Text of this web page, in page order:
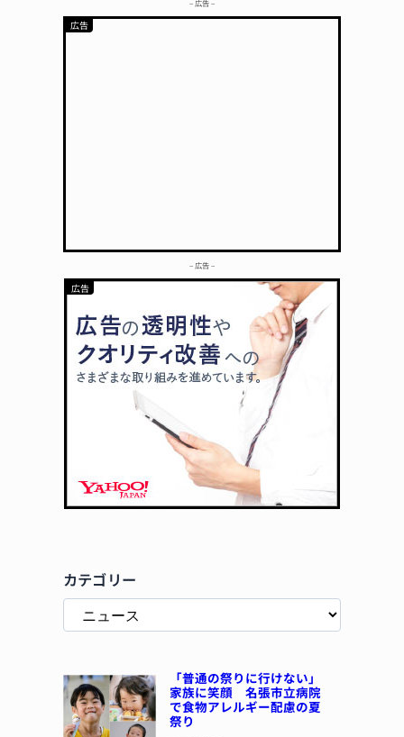
– 広告 –
– 広告 –
カテゴリー
「普通の祭りに行けない」
家族に笑顔 名張市立病院
で食物アレルギー配慮の夏
祭り